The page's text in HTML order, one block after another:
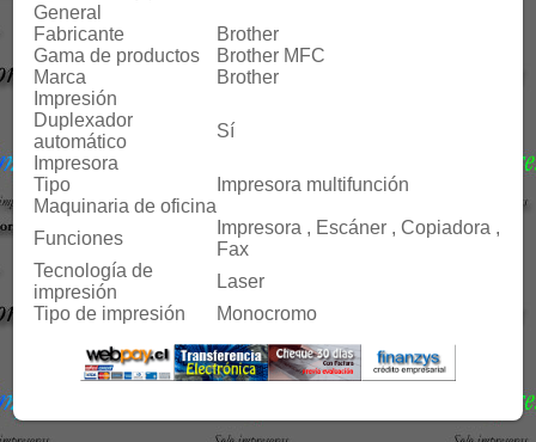
General
Fabricante
Brother
Gama de productos
Brother MFC
Marca
Brother
Impresión
Duplexador
automático
Sí
Impresora
Tipo
Impresora multifunción
Maquinaria de oficina
Funciones
Impresora , Escáner , Copiadora ,
Fax
Tecnología de
impresión
Laser
Tipo de impresión
Monocromo